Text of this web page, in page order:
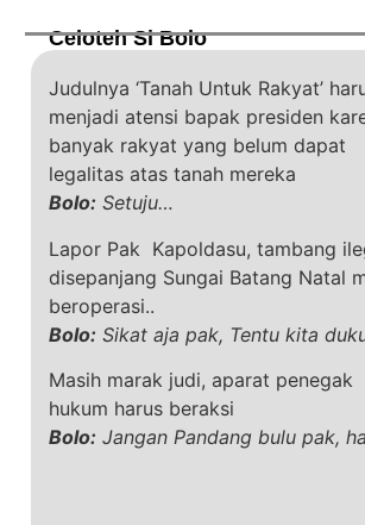
Celoteh Si Bolo
Judulnya ‘Tanah Untuk Rakyat’
menjadi atensi bapak presiden
banyak rakyat yang belum dapat
legalitas atas tanah mereka
Bolo: Setuju…
Lapor Pak Kapoldasu, tambang
disepanjang Sungai Batang Natal
beroperasi..
Bolo: Sikat aja pak, Tentu kita
Masih marak judi, aparat penegak
hukum harus beraksi
Bolo: Jangan Pandang bulu pak,